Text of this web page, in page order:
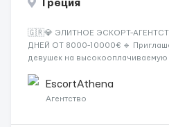
Греция
🇬🇷💎 ЭЛИТНОЕ ЭСКОРТ-
ДНЕЙ ОТ 8000-10000€ 🔹
девушек на высокооплачиваемую
хорошие деньги 💶 — это
Требования: ✔️ Возраст от ...
EscortAthena
Агентство